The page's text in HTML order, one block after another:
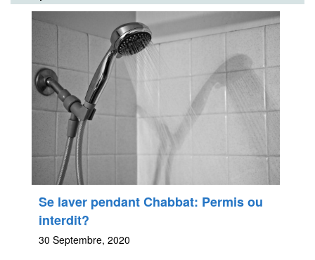
Se laver pendant Chabbat: Permis ou
interdit?
30 Septembre, 2020